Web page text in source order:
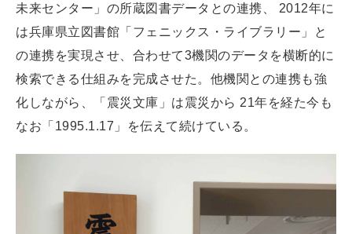
未来センター」の所蔵図書データとの連携、 2012年に
は兵庫県立図書館「フェニックス・ライブラリー」と
の連携を実現させ、合わせて3機関のデータを横断的に
検索できる仕組みを完成させた。他機関との連携も強
化しながら、「震災文庫」は震災から 21年を経た今も
なお「1995.1.17」を伝えて続けている。